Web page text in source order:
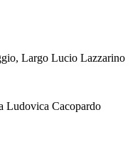
Largo Lucio Lazzarino
Ludovica Cacopardo